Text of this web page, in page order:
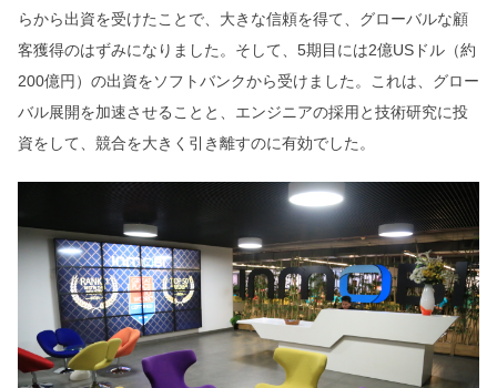
らから出資を受けたことで、大きな信頼を得て、グローバルな顧
客獲得のはずみになりました。そして、5期目には2億USドル（約
200億円）の出資をソフトバンクから受けました。これは、グロー
バル展開を加速させることと、エンジニアの採用と技術研究に投
資をして、競合を大きく引き離すのに有効でした。